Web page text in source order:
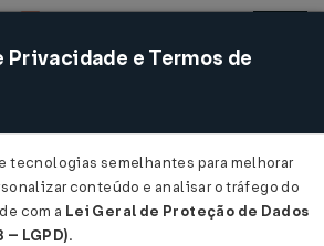
Acessar
e Termos de
tecnologias semelhantes para melhorar
conteúdo e analisar o tráfego do
com a Lei Geral de Proteção de Dados
– LGPD).